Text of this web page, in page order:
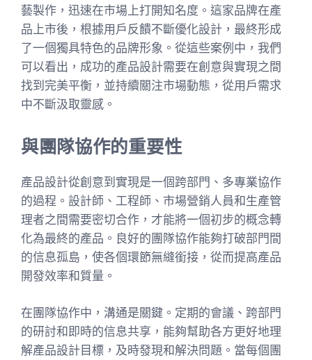
藝製作，迅速在市場上打開知名度。這家品牌在產
品上市後，根據用戶反饋不斷優化設計，最終形成
了一個獨具特色的品牌形象。從這些案例中，我們
可以看出，成功的產品設計需要在創意與實現之間
找到完美平衡，並持續關注市場動態，從用戶需求
中不斷汲取靈感。
與團隊協作的重要性
產品設計從創意到實現是一個跨部門、多專業協作
的過程。設計師、工程師、市場營銷人員和生產管
理者之間需要密切合作，才能將一個初步的概念轉
化為最終的產品。良好的團隊協作能夠打破部門間
的信息孤島，使各個環節無縫銜接，從而提高產品
開發效率和質量。
在團隊協作中，溝通是關鍵。定期的會議、跨部門
的研討和即時的信息共享，能夠幫助各方更好地理
解產品設計目標，及時發現和解決問題。當每個團